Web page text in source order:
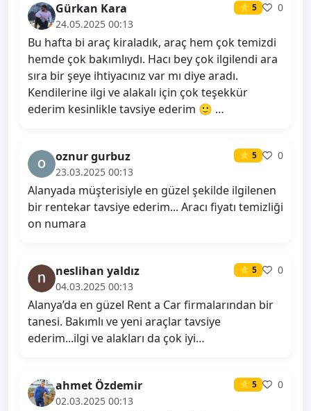
Gürkan Kara ⭐ 5
0
24.05.2025 00:13
Bu hafta bi araç kiraladık, araç hem çok temizdi
hemde çok bakımlıydı. Hacı bey çok ilgilendi ara
sıra bir şeye ihtiyacınız var mı diye aradı.
Kendilerine ilgi ve alakalı için çok teşekkür
ederim kesinlikle tavsiye ederim 🙂 …
oznur gurbuz ⭐ 5
0
23.03.2025 00:13
Alanyada müşterisiyle en güzel şekilde ilgilenen
bir rentekar tavsiye ederim... Aracı fiyatı temizliği
on numara
neslihan yaldız ⭐ 5
0
04.03.2025 00:13
Alanya’da en güzel Rent a Car firmalarından bir
tanesi. Bakımlı ve yeni araçlar tavsiye
ederim...ilgi ve alakları da çok iyi…
ahmet Özdemir ⭐ 5
0
02.03.2025 00:13